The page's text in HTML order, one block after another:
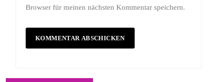
Browser für meinen nächsten Kommentar speichern.